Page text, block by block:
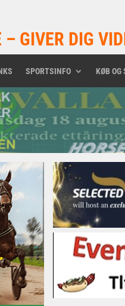
GIVER DIG
SPORTSINFO KØB OG